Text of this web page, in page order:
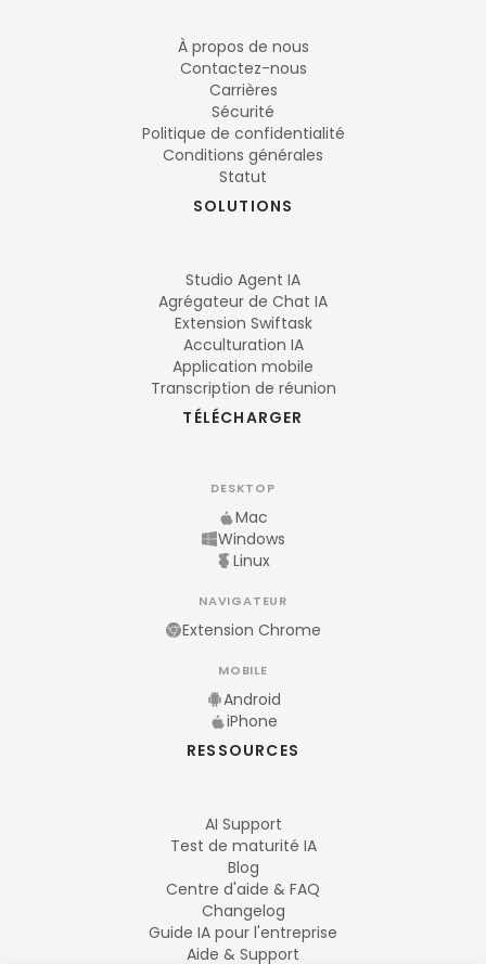
À propos de nous
Contactez-nous
Carrières
Sécurité
Politique de confidentialité
Conditions générales
Statut
SOLUTIONS
Studio Agent IA
Agrégateur de Chat IA
Extension Swiftask
Acculturation IA
Application mobile
Transcription de réunion
TÉLÉCHARGER
DESKTOP
Mac
Windows
Linux
NAVIGATEUR
Extension Chrome
MOBILE
Android
iPhone
RESSOURCES
AI Support
Test de maturité IA
Blog
Centre d'aide & FAQ
Changelog
Guide IA pour l'entreprise
Aide & Support